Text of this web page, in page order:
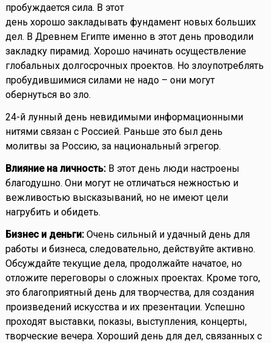
пробуждается сила. В этот
день хорошо закладывать фундамент новых больших
дел. В Древнем Египте именно в этот день проводили
закладку пирамид. Хорошо начинать осуществление
глобальных долгосрочных проектов. Но злоупотреблять
пробудившимися силами не надо – они могут
обернуться во зло.
24-й лунный день невидимыми информационными
нитями связан с Россией. Раньше это был день
молитвы за Россию, за национальный эгрегор.
Влияние на личность:В этот день люди настроены
благодушно. Они могут не отличаться нежностью и
вежливостью высказываний, но не имеют цели
нагрубить и обидеть.
Бизнес и деньги:Очень сильный и удачный день для
работы и бизнеса, следовательно, действуйте активно.
Обсуждайте текущие дела, продолжайте начатое, но
отложите переговоры о сложных проектах. Кроме того,
это благоприятный день для творчества, для создания
произведений искусства и их презентации. Успешно
проходят выставки, показы, выступления, концерты,
творческие вечера. Хороший день для дел, связанных с